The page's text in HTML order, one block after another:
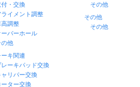
付・交換
ライメント調整
高調整
ーバーホール
の他
ーキ関連
レーキパッド交換
ャリパー交換
ーター交換
その他
その他
その他